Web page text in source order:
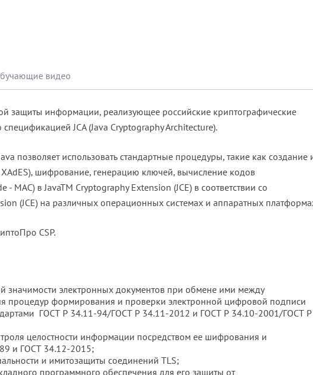
Обучающие видео
защиты информации, реализующее российские криптографические
JCA (Java Cryptography Architecture).
позволяет использовать стандартные процедуры, такие как создание
шифрование, генерацию ключей, вычисление кодов
MAC) в JavaTM Cryptography Extension (JCE) в соответствии со
(JCE) на различных операционных системах и аппаратных
CSP.
значимости электронных документов при обмене ими между
процедур формирования и проверки электронной цифровой подписи
ГОСТ Р 34.11-94/ГОСТ Р 34.11-2012 и ГОСТ Р 34.10-2001/ГОСТ Р
целостности информации посредством ее шифрования и
и ГОСТ 34.12-2015;
и имитозащиты соединений TLS;
программного обеспечения для его защиты от